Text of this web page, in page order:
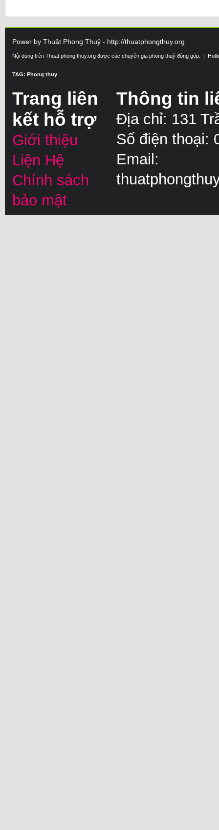
Power by Thuật Phong Thuỷ - http://thuatphongthuy.org
Nội dung trên Thuat phong thuy.org được các chuyên gia phong thuỷ đóng góp. |
TAG: Phong thuy
Trang liên
kết hỗ trợ
Giới thiệu
Liện Hệ
Chính sách
bảo mật
Thông tin
Địa chỉ: 131
Số điện thoại:
Email: